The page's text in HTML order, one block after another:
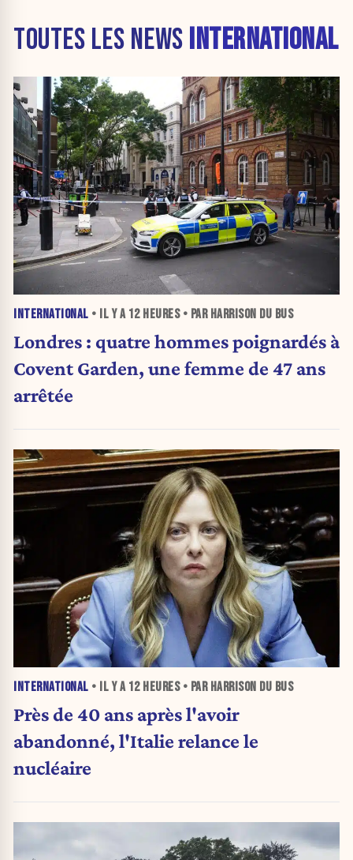
TOUTES LES NEWS INTERNATIONAL
INTERNATIONAL • IL Y A 12 HEURES• PAR HARRISON DU BUS
Londres : quatre hommes poignardés à
Covent Garden, une femme de 47 ans
arrêtée
INTERNATIONAL • IL Y A 12 HEURES• PAR HARRISON DU BUS
Près de 40 ans après l'avoir
abandonné, l'Italie relance le
nucléaire